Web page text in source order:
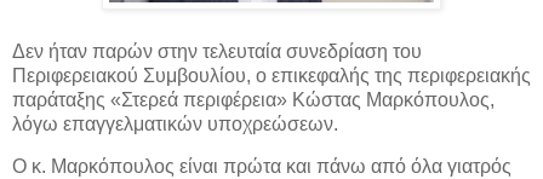
Δεν ήταν παρών στην τελευταία συνεδρίαση του
Περιφερειακού Συμβουλίου, ο επικεφαλής της περιφερειακής
παράταξης «Στερεά περιφέρεια» Κώστας Μαρκόπουλος,
λόγω επαγγελματικών υποχρεώσεων.
Ο κ. Μαρκόπουλος είναι πρώτα και πάνω από όλα γιατρός